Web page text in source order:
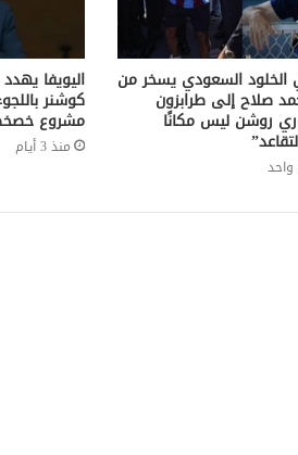
الخلود السعودي يسخر من
صلاح إلى طرابزون
روشن ليس مكانًا
اليويفا
كوشنر
مشروع
منذ 3 أيام